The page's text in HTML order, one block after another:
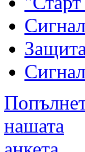
нашата